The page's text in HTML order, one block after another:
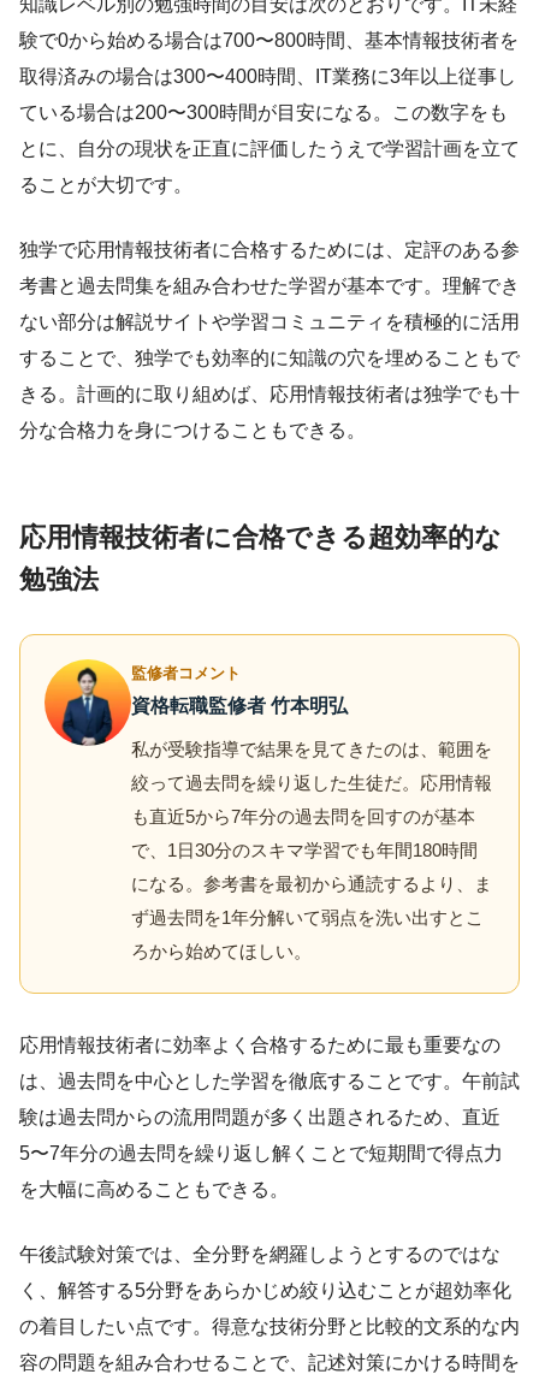
験で0から始める場合は700〜800時間、基本情報技術者を
取得済みの場合は300〜400時間、IT業務に3年以上従事し
ている場合は200〜300時間が目安になる。この数字をも
とに、自分の現状を正直に評価したうえで学習計画を立て
ることが大切です。
独学で応用情報技術者に合格するためには、定評のある参
考書と過去問集を組み合わせた学習が基本です。理解でき
ない部分は解説サイトや学習コミュニティを積極的に活用
することで、独学でも効率的に知識の穴を埋めることもで
きる。計画的に取り組めば、応用情報技術者は独学でも十
分な合格力を身につけることもできる。
応用情報技術者に合格できる超効率的な
勉強法
監修者コメント
資格転職監修者 竹本明弘
私が受験指導で結果を見てきたのは、範囲を
絞って過去問を繰り返した生徒だ。応用情報
も直近5から7年分の過去問を回すのが基本
で、1日30分のスキマ学習でも年間180時間
になる。参考書を最初から通読するより、ま
ず過去問を1年分解いて弱点を洗い出すとこ
ろから始めてほしい。
応用情報技術者に効率よく合格するために最も重要なの
は、過去問を中心とした学習を徹底することです。午前試
験は過去問からの流用問題が多く出題されるため、直近
5〜7年分の過去問を繰り返し解くことで短期間で得点力
を大幅に高めることもできる。
午後試験対策では、全分野を網羅しようとするのではな
く、解答する5分野をあらかじめ絞り込むことが超効率化
の着目したい点です。得意な技術分野と比較的文系的な内
容の問題を組み合わせることで、記述対策にかける時間を